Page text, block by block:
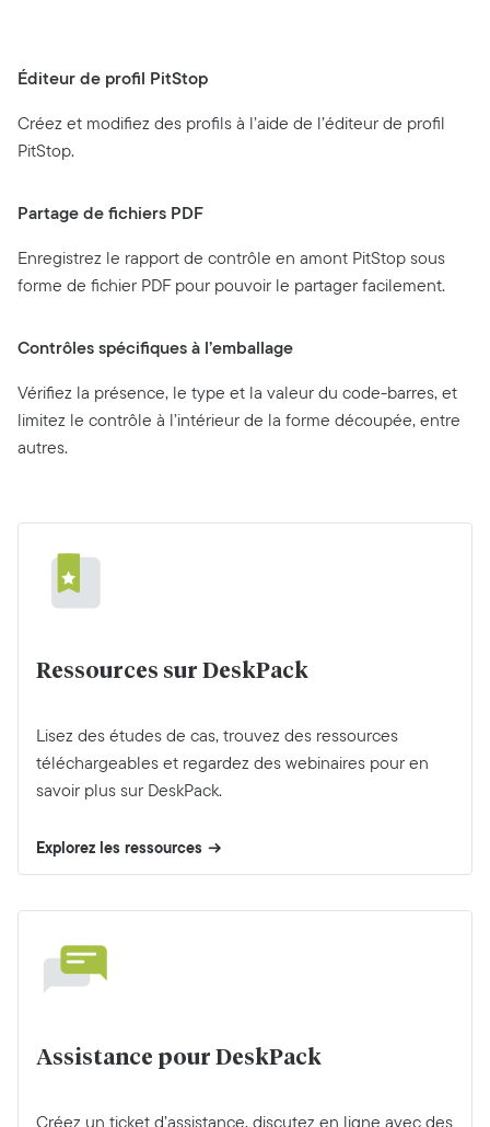
Éditeur de profil PitStop
Créez et modifiez des profils à l’aide de l’éditeur de profil
PitStop.
Partage de fichiers PDF
Enregistrez le rapport de contrôle en amont PitStop sous
forme de fichier PDF pour pouvoir le partager facilement.
Contrôles spécifiques à l’emballage
Vérifiez la présence, le type et la valeur du code-barres, et
limitez le contrôle à l’intérieur de la forme découpée, entre
autres.
Ressources sur DeskPack
Lisez des études de cas, trouvez des ressources
téléchargeables et regardez des webinaires pour en
savoir plus sur DeskPack.
Explorez les ressources
Assistance pour DeskPack